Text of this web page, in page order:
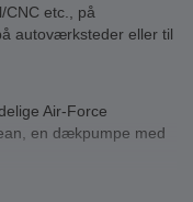
CNC etc., på
autoværksteder eller til
Air-Force
en dækpumpe med